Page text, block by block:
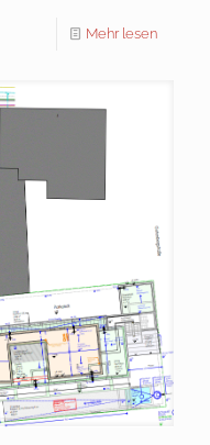
Mehr lesen